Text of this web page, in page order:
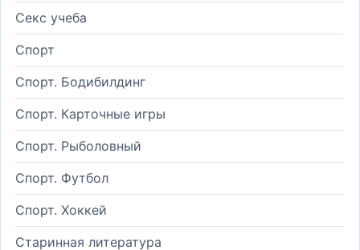
Секс учеба
Спорт
Спорт. Бодибилдинг
Спорт. Карточные игры
Спорт. Рыболовный
Спорт. Футбол
Спорт. Хоккей
Старинная литература